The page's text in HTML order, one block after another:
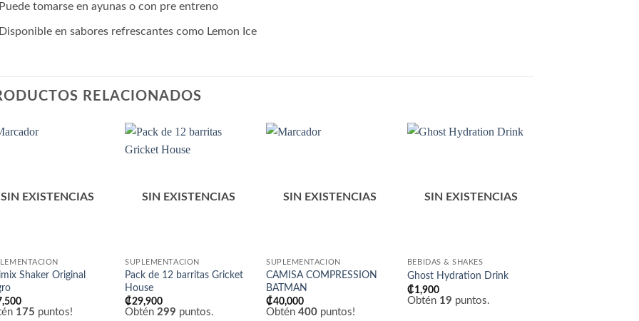
Puede tomarse en ayunas o con pre entreno
Disponible en sabores refrescantes como Lemon Ice
RELACIONADOS
de
deseos
SIN EXISTENCIAS
Shaker Original
175 puntos!
de
deseos
SIN EXISTENCIAS
SUPLEMENTACIÓN
Pack de 12 barritas Gricket
House
₡29,900
Obtén299 puntos.
de
deseos
SIN EXISTENCIAS
SUPLEMENTACIÓN
CAMISA COMPRESSION
BATMAN
₡40,000
Obtén400 puntos!
de
deseos
SIN EXISTENCIAS
BEBIDAS & SHAKES
Ghost Hydration Drink
₡1,900
Obtén 19 puntos.